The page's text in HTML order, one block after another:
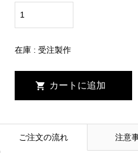
在庫 : 受注製作
ご注文の流れ 注意